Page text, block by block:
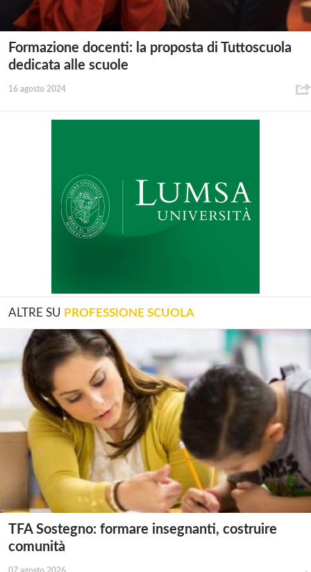
Formazione docenti: la proposta di Tuttoscuola
dedicata alle scuole
16 agosto 2024
ALTRE SU PROFESSIONE SCUOLA
TFA Sostegno: formare insegnanti, costruire
comunità